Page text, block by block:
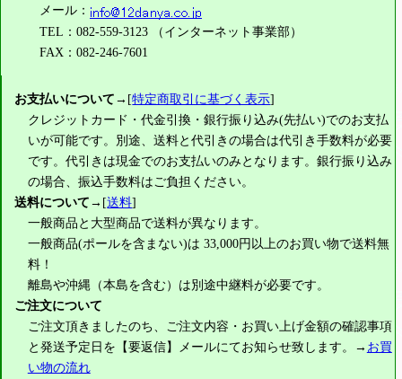
メール：
TEL：082-559-3123 （インターネット事業部）
FAX：082-246-7601
お支払いについて→[特定商取引に基づく表示]
クレジットカード・代金引換・銀行振り込み(先払い)でのお支払
いが可能です。別途、送料と代引きの場合は代引き手数料が必要
です。代引きは現金でのお支払いのみとなります。銀行振り込み
の場合、振込手数料はご負担ください。
送料について→[送料]
一般商品と大型商品で送料が異なります。
一般商品(ポールを含まない)は 33,000円 以上のお買い物で送料無
料！
離島や沖縄（本島を含む）は別途中継料が必要です。
ご注文について
ご注文頂きましたのち、ご注文内容・お買い上げ金額の確認事項
と発送予定日を【要返信】メールにてお知らせ致します。→ お買
い物の流れ